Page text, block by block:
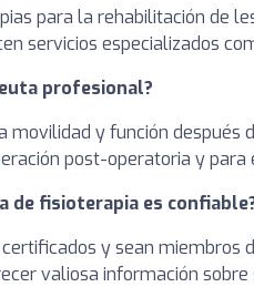
para la rehabilitación de
servicios especializados
profesional?
y función
post-operatoria y
de fisioterapia es
y sean miembros
valiosa información